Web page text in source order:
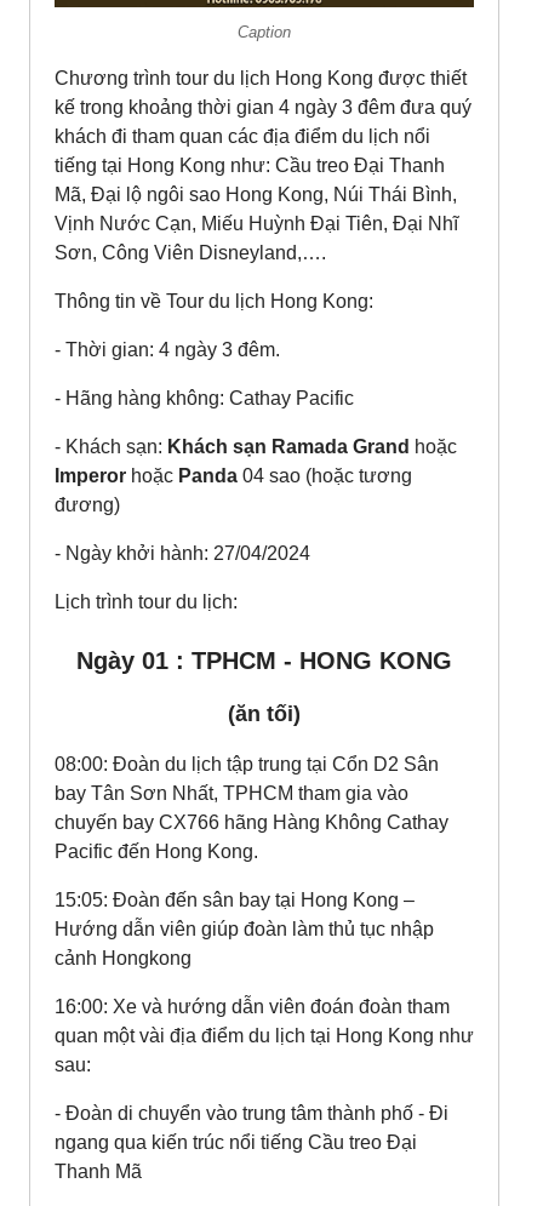
Caption
Chương trình tour du lịch Hong Kong được thiết
kế trong khoảng thời gian 4 ngày 3 đêm đưa quý
khách đi tham quan các địa điểm du lịch nổi
tiếng tại Hong Kong như: Cầu treo Đại Thanh
Mã, Đại lộ ngôi sao Hong Kong, Núi Thái Bình,
Vịnh Nước Cạn, Miếu Huỳnh Đại Tiên, Đại Nhĩ
Sơn, Công Viên Disneyland,….
Thông tin về Tour du lịch Hong Kong:
- Thời gian: 4 ngày 3 đêm.
- Hãng hàng không: Cathay Pacific
- Khách sạn: Khách sạn Ramada Grand hoặc
Imperor hoặc Panda 04 sao (hoặc tương
đương)
- Ngày khởi hành: 27/04/2024
Lịch trình tour du lịch:
Ngày 01 : TPHCM - HONG KONG
(ăn tối)
08:00: Đoàn du lịch tập trung tại Cổn D2 Sân
bay Tân Sơn Nhất, TPHCM tham gia vào
chuyến bay CX766 hãng Hàng Không Cathay
Pacific đến Hong Kong.
15:05: Đoàn đến sân bay tại Hong Kong –
Hướng dẫn viên giúp đoàn làm thủ tục nhập
cảnh Hongkong
16:00: Xe và hướng dẫn viên đoán đoàn tham
quan một vài địa điểm du lịch tại Hong Kong như
sau:
- Đoàn di chuyển vào trung tâm thành phố - Đi
ngang qua kiến trúc nổi tiếng Cầu treo Đại
Thanh Mã